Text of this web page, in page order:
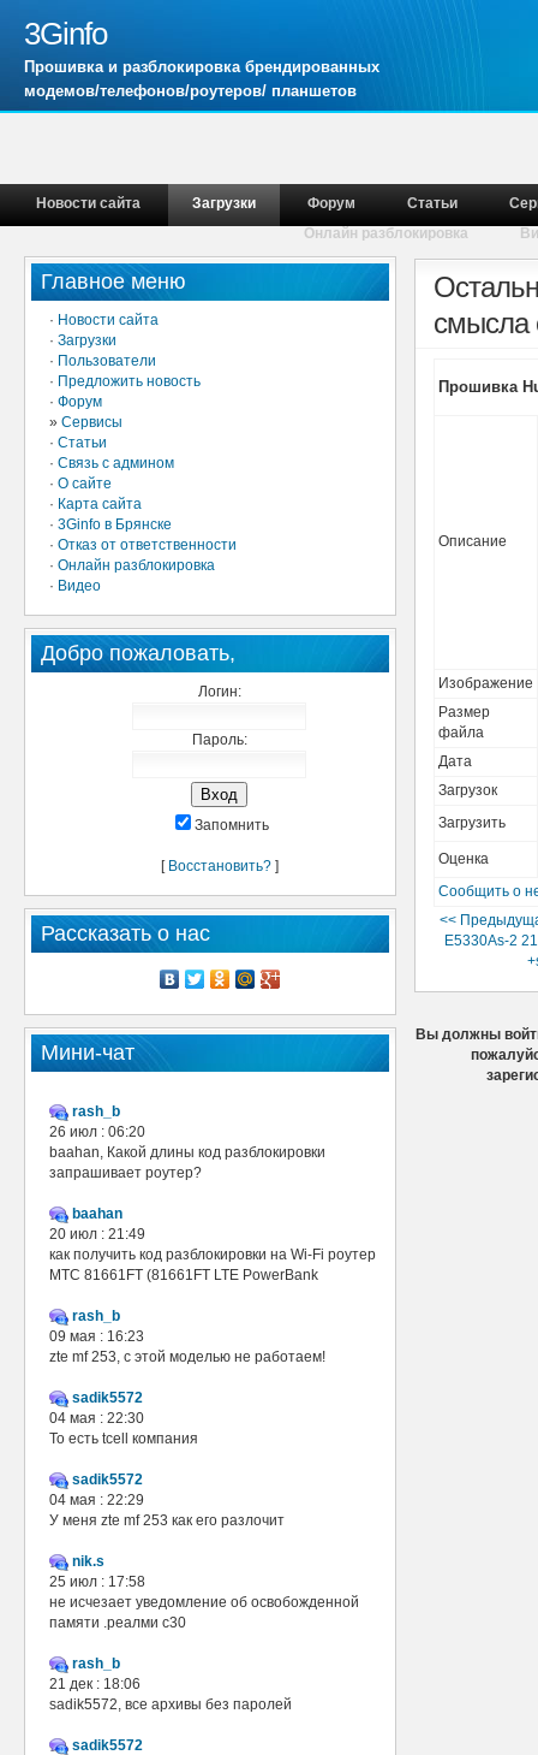
3Ginfo
Прошивка и разблокировка брендированных
модемов/телефонов/роутеров/ планшетов
Новости сайта Загрузки Форум Статьи
Онлайн разблокировка
Главное меню
· Новости сайта
· Загрузки
· Пользователи
· Предложить новость
· Форум
» Сервисы
· Статьи
· Связь с админом
· О сайте
· Карта сайта
· 3Ginfo в Брянске
· Отказ от ответственности
· Онлайн разблокировка
· Видео
Добро пожаловать,
Логин:
Пароль:
Запомнить
[ Восстановить?]
Рассказать о нас
Мини-чат
rash_b
26 июл : 06:20
baahan, Какой длины код разблокировки
запрашивает роутер?
baahan
20 июл : 21:49
как получить код разблокировки на Wi-Fi роутер
МТС 81661FT (81661FT LTE PowerBank
rash_b
09 мая : 16:23
zte mf 253, с этой моделью не работаем!
sadik5572
04 мая : 22:30
То есть tcell компания
sadik5572
04 мая : 22:29
У меня zte mf 253 как его разлочит
nik.s
25 июл : 17:58
не исчезает уведомление об освобожденной
памяти .реалми с30
rash_b
21 дек : 18:06
sadik5572, все архивы без паролей
sadik5572
смысла
Прошивка
Описание
Изображение
Размер
файла
Дата
Загрузок
Загрузить
Оценка
Сообщить о
<<
E5330As-2
Вы должны